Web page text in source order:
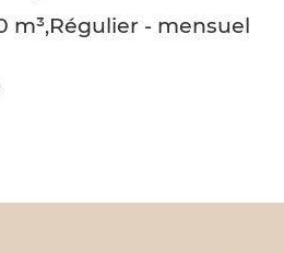
m³,Régulier - mensuel